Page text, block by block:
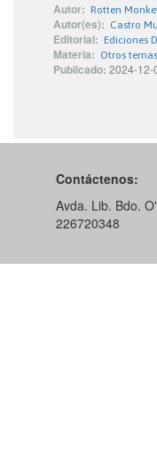
Autor: Rotten
Autor(es): Castro
Editorial: Ediciones
Materia: Otros temas
Publicado: 2024-12-
Contáctenos:
Avda. Lib. Bdo.
226720348